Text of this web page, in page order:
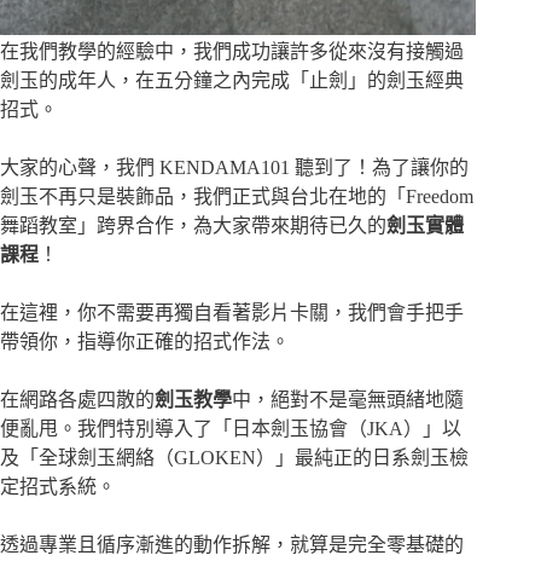
在我們教學的經驗中，我們成功讓許多從來沒有接觸過
劍玉的成年人，在五分鐘之內完成「止劍」的劍玉經典
招式。
大家的心聲，我們 KENDAMA101 聽到了！為了讓你的
劍玉不再只是裝飾品，我們正式與台北在地的「Freedom
舞蹈教室」跨界合作，為大家帶來期待已久的劍玉實體
課程 ！
在這裡，你不需要再獨自看著影片卡關，我們會手把手
帶領你，指導你正確的招式作法。
在網路各處四散的劍玉教學中，絕對不是毫無頭緒地隨
便亂甩。我們特別導入了「日本劍玉協會（JKA）」以
及「全球劍玉網絡（GLOKEN）」最純正的日系劍玉檢
定招式系統。
透過專業且循序漸進的動作拆解，就算是完全零基礎的